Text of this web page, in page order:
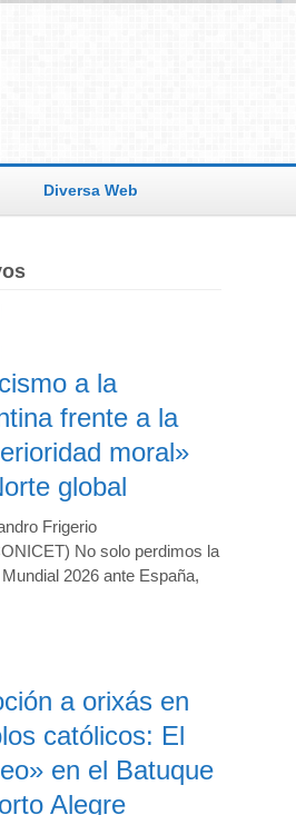
Diversa Web
a la
frente a la
moral»
global
Frigerio
No solo perdimos la
2026 ante España,
a orixás en
católicos: El
en el Batuque
Alegre